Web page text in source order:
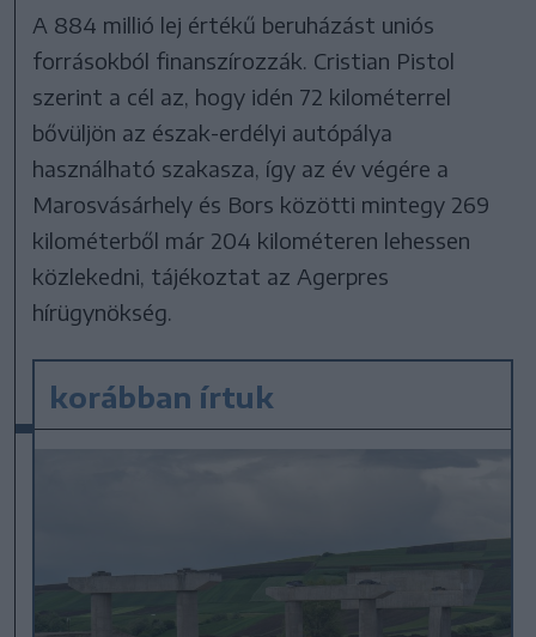
A 884 millió lej értékű beruházást uniós
forrásokból finanszírozzák. Cristian Pistol
szerint a cél az, hogy idén 72 kilométerrel
bővüljön az észak-erdélyi autópálya
használható szakasza, így az év végére a
Marosvásárhely és Bors közötti mintegy 269
kilométerből már 204 kilométeren lehessen
közlekedni, tájékoztat az Agerpres
hírügynökség.
korábban írtuk